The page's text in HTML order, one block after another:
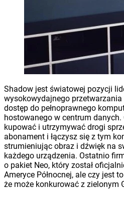
Shadow jest światowej pozycji
wysokowydajnego
dostęp do pełnoprawnego
hostowanego w centrum
kupować i utrzymywać drogi
abonament i łączysz się z tym
strumieniując obraz i dźwięk na
każdego urządzenia. Ostatnio
o pakiet Neo, który został
Ameryce Północnej, ale czy jest
że może konkurować z zielonym